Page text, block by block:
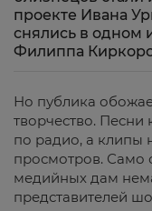
проекте Ивана
снялись в одном
Филиппа
Но публика
творчество. Песни
по радио, а клипы
просмотров. Само
медийных дам
представителей